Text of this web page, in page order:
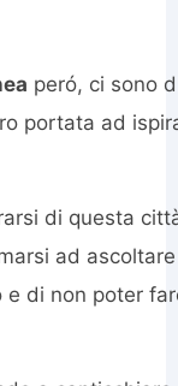
peró, ci sono
portata ad
di questa
ad
di non poter